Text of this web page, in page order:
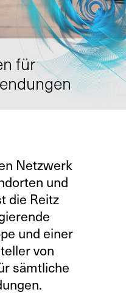
für
Netzwerk
und
die Reitz
und einer
von
sämtliche